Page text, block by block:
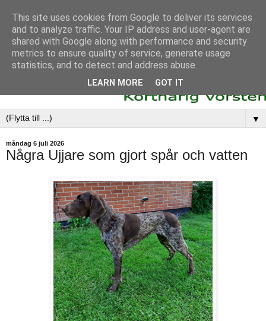
▼
måndag 6 juli 2026
Några Ujjare som gjort spår och vatten
This site uses cookies from Google to deliver its services
and to analyze traffic. Your IP address and user-agent are
shared with Google along with performance and security
metrics to ensure quality of service, generate usage
statistics, and to detect and address abuse.
LEARN MORE GOT IT